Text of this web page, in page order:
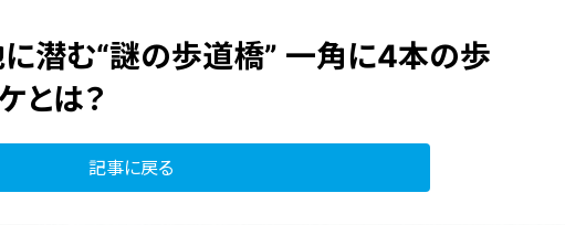
潜む“謎の歩道橋” 一角に4本の歩
とは？
記事に戻る